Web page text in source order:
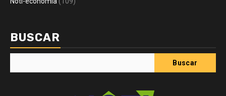
BUSCAR
Buscar